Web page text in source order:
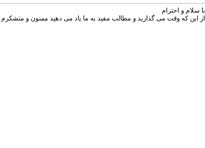
با سلام و احترام
از این که وقت می گذارید و مطالب مفید به ما یاد می دهید ممنون و متشکرم